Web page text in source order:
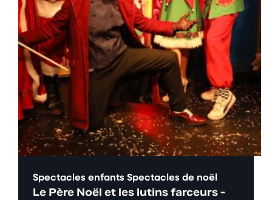
Spectacles enfants Spectacles de noël
Le Père Noël et les lutins farceurs -